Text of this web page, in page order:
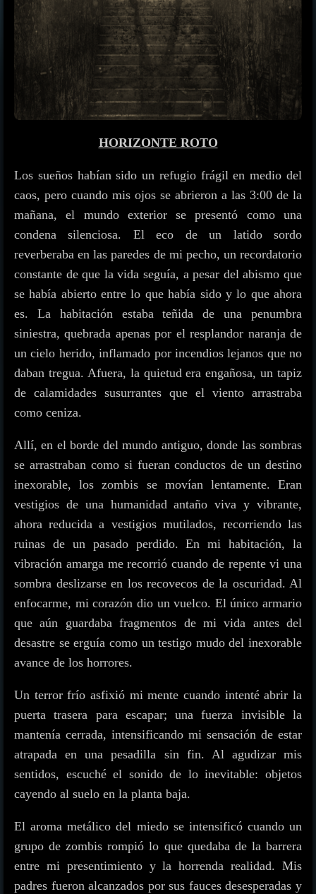
HORIZONTE ROTO
Los sueños habían sido un refugio frágil en medio del
caos, pero cuando mis ojos se abrieron a las 3:00 de la
mañana, el mundo exterior se presentó como una
condena silenciosa. El eco de un latido sordo
reverberaba en las paredes de mi pecho, un recordatorio
constante de que la vida seguía, a pesar del abismo que
se había abierto entre lo que había sido y lo que ahora
es. La habitación estaba teñida de una penumbra
siniestra, quebrada apenas por el resplandor naranja de
un cielo herido, inflamado por incendios lejanos que no
daban tregua. Afuera, la quietud era engañosa, un tapiz
de calamidades susurrantes que el viento arrastraba
como ceniza.
Allí, en el borde del mundo antiguo, donde las sombras
se arrastraban como si fueran conductos de un destino
inexorable, los zombis se movían lentamente. Eran
vestigios de una humanidad antaño viva y vibrante,
ahora reducida a vestigios mutilados, recorriendo las
ruinas de un pasado perdido. En mi habitación, la
vibración amarga me recorrió cuando de repente vi una
sombra deslizarse en los recovecos de la oscuridad. Al
enfocarme, mi corazón dio un vuelco. El único armario
que aún guardaba fragmentos de mi vida antes del
desastre se erguía como un testigo mudo del inexorable
avance de los horrores.
Un terror frío asfixió mi mente cuando intenté abrir la
puerta trasera para escapar; una fuerza invisible la
mantenía cerrada, intensificando mi sensación de estar
atrapada en una pesadilla sin fin. Al agudizar mis
sentidos, escuché el sonido de lo inevitable: objetos
cayendo al suelo en la planta baja.
El aroma metálico del miedo se intensificó cuando un
grupo de zombis rompió lo que quedaba de la barrera
entre mi presentimiento y la horrenda realidad. Mis
padres fueron alcanzados por sus fauces desesperadas y